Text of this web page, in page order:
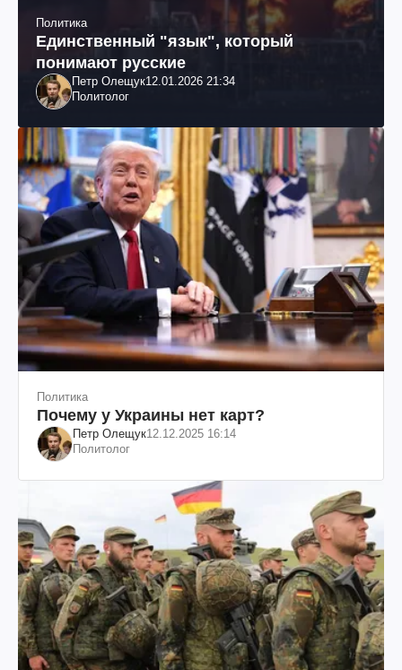
Политика
Единственный "язык", который
понимают русские
Петр Олещук12.01.2026 21:34
Политолог
Политика
Почему у Украины нет карт?
Петр Олещук12.12.2025 16:14
Политолог